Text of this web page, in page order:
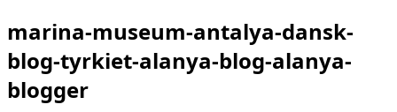
marina-museum-antalya-dansk-
blog-tyrkiet-alanya-blog-alanya-
blogger